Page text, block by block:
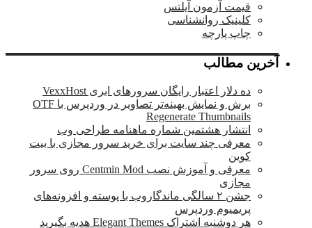
قیمت آزمون آیلتس
کلینیک روانشناسی
چاپ پارچه
آخرین مطالب
ده دلار اعتبار رایگان سرورهای ابری VexxHost
برش و نمایش بهینه‌تر تصاویر در وردپرس با OTF
Regenerate Thumbnails
انتشار هشتمین شماره ماهنامه طراحی وب
معرفی چند سایت برای خرید سرور مجازی با بیت
کوین
معرفی و آموزش نصب Centmin Mod روی سرور
مجازی
جشن ۲ سالگی ماندگار‌وب با پوسته و افزونه‌های
پریمیوم وردپرس
هر دوشنبه اشتراک Elegant Themes هدیه بگیرید